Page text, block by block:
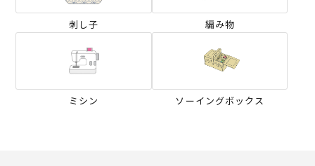
刺し子 編み物
ミシン ソーイングボックス